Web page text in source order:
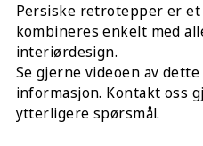
Persiske retrotepper er
kombineres enkelt med
interiørdesign.
Se gjerne videoen av
informasjon. Kontakt oss
ytterligere spørsmål.